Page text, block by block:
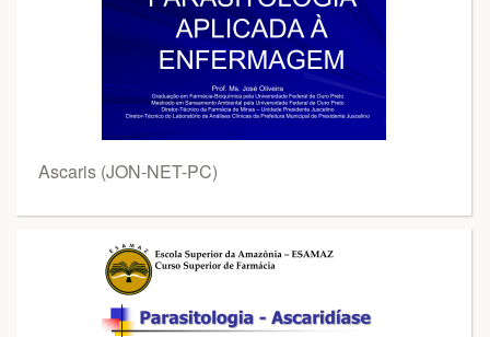
Ascaris (JON-NET-PC)